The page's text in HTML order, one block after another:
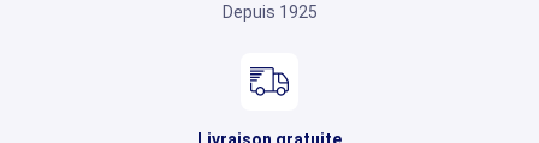
Depuis 1925
Livraison gratuite